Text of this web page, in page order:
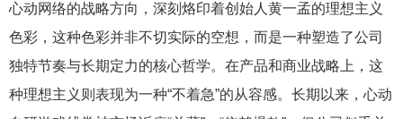
心动网络的战略方向，深刻烙印着创始人黄一孟的理想主义
色彩，这种色彩并非不切实际的空想，而是一种塑造了公司
独特节奏与长期定力的核心哲学。在产品和商业战略上，这
种理想主义则表现为一种“不着急”的从容感。长期以来，心动